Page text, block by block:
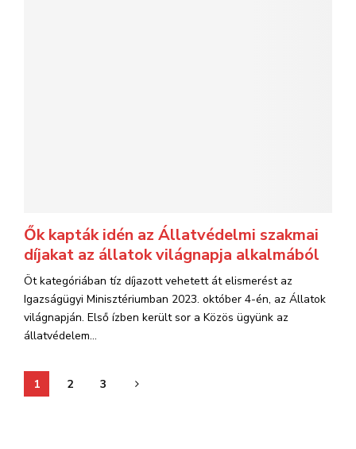
Ők kapták idén az Állatvédelmi szakmai
díjakat az állatok világnapja alkalmából
Öt kategóriában tíz díjazott vehetett át elismerést az
Igazságügyi Minisztériumban 2023. október 4-én, az Állatok
világnapján. Első ízben került sor a Közös ügyünk az
állatvédelem...
Bejegyzések
1 2 3